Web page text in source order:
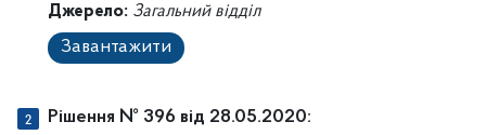
Джерело: Загальний відділ
Завантажити
Рішення № 396 від 28.05.2020: